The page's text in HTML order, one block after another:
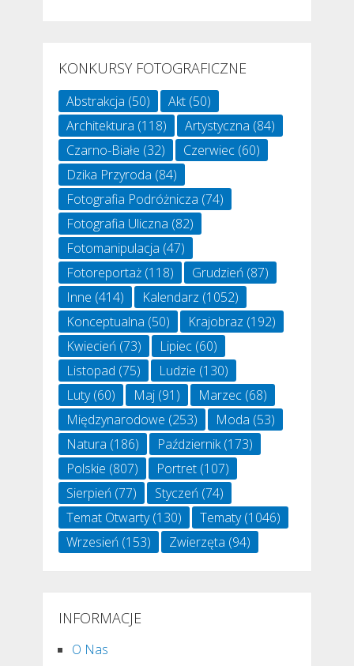
KONKURSY FOTOGRAFICZNE
Abstrakcja (50) Akt(50)
Architektura (118) Artystyczna (84)
Czarno-Białe (32) Czerwiec(60)
Dzika Przyroda (84)
Fotografia Podróżnicza (74)
Fotografia Uliczna (82)
Fotomanipulacja (47)
Fotoreportaż(118) Grudzień(87)
Inne (414) Kalendarz (1052)
Konceptualna (50) Krajobraz (192)
Kwiecień(73) Lipiec(60)
Listopad (75) Ludzie (130)
Luty(60) Maj(91) Marzec(68)
Międzynarodowe (253) Moda (53)
Natura (186) Październik(173)
Polskie (807) Portret(107)
Sierpień(77) Styczeń(74)
Temat Otwarty(130) Tematy(1046)
Wrzesień(153) Zwierzęta (94)
INFORMACJE
O Nas